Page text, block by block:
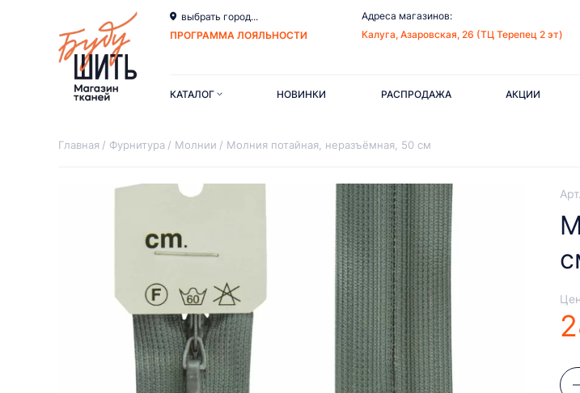
выбрать город...
ПРОГРАММА ЛОЯЛЬНОСТИ
Адреса магазинов:
Калуга, Азаровская, 26 (ТЦ Терепец 2 эт)
КАТАЛОГ НОВИНКИ РАСПРОДАЖА АКЦИИ
Главная Фурнитура Молнии Молния потайная, неразъёмная, 50 см